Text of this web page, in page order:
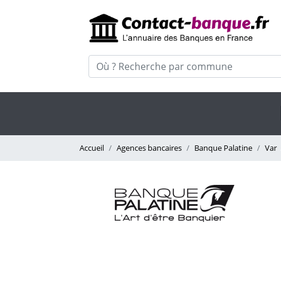
Accueil Agences bancaires Banque Palatine Var